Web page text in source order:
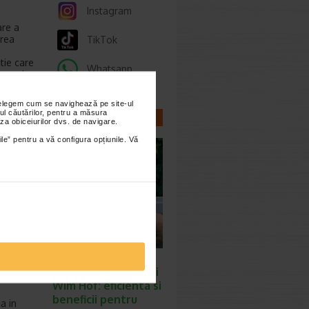
cum se navighează pe site-ul
căutărilor, pentru a măsura
obiceiurilor dvs. de navigare.
pentru a vă configura opțiunile. Vă
a
care
in
Instagram
TikTok
Whatsapp
CELE MAI NOI
ARTICOLE
efectele respiratiei
Wim Hof: eficienta si
beneficii pentru